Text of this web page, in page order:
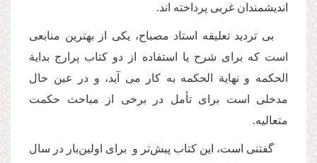
اندیشمندان غربى پرداخته اند.
بى تردید تعلیقه استاد مصباح، یكى از بهترین منابعى
است كه براى شرح یا استفاده از دو كتاب پرارج بدایة
الحكمه و نهایة الحكمه به كار مى آید، و در عین حال
مدخلى است براى تأمل در برخى از مباحث حكمت
متعالیه.
گفتنی است، این کتاب پیش‌تر و برای اولین‌بار در سال